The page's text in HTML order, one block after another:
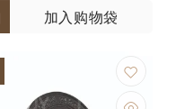
加入购物袋